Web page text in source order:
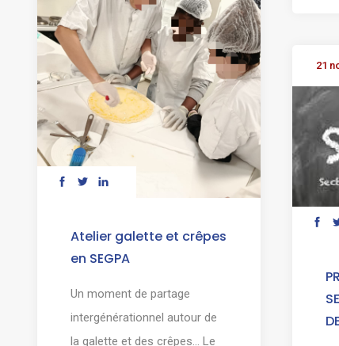
Atelier galette et crêpes
en SEGPA
Un moment de partage
intergénérationnel autour de
la galette et des crêpes... Le
21